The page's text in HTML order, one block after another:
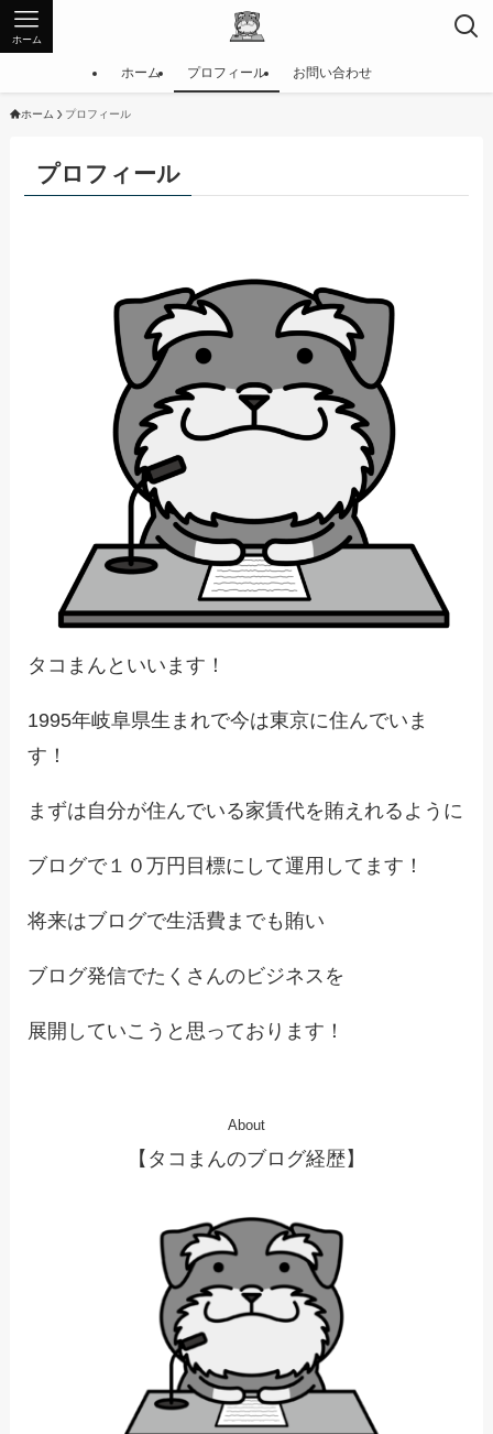
ホーム
ホーム プロフィール お問い合わせ
ホーム プロフィール
プロフィール
タコまんといいます！
1995年岐阜県生まれで今は東京に住んでいま
す！
まずは自分が住んでいる家賃代を賄えれるように
ブログで１０万円目標にして運用してます！
将来はブログで生活費までも賄い
ブログ発信でたくさんのビジネスを
展開していこうと思っております！
About
【タコまんのブログ経歴】